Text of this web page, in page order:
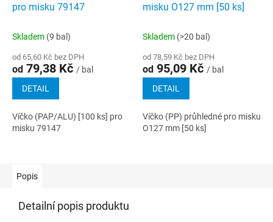
pro misku 79147
Skladem (9 bal)
od 65,60 Kč bez DPH
od 79,38 Kč / bal
DETAIL
Víčko (PAP/ALU) [100 ks] pro
misku 79147
misku O127 mm [50 ks]
Skladem (>20 bal)
od 78,59 Kč bez DPH
od 95,09 Kč / bal
DETAIL
Víčko (PP) průhledné pro misku
O127 mm [50 ks]
Popis
Detailní popis produktu